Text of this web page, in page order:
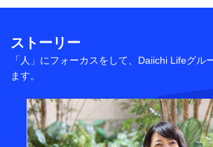
ストーリー
「人」にフォーカスをして、Daiichi Lifeグル
ます。